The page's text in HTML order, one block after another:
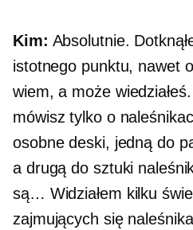
Kim: Absolutnie.
istotnego punktu, nawet
wiem, a może
mówisz tylko o
osobne deski, jedną do
a drugą do sztuki
są… Widziałem kilku
zajmujących się